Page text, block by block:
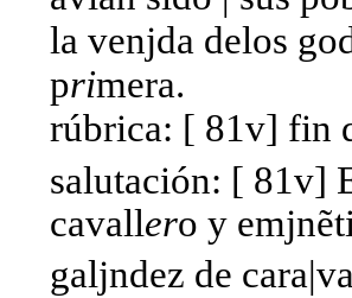
la venjda delos
primera.
rúbrica: [ 81v] fin
salutación: [ 81v]
cavallero y
galjndez de